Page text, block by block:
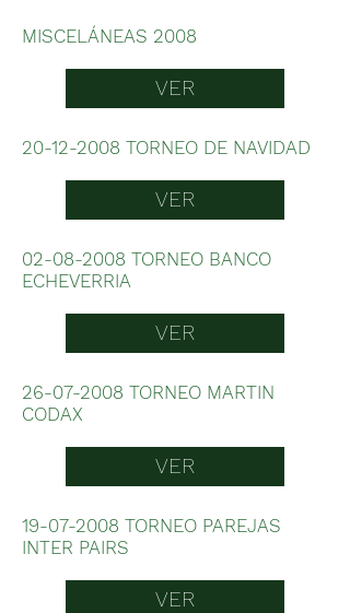
MISCELÁNEAS 2008
VER
20-12-2008 TORNEO DE NAVIDAD
VER
02-08-2008 TORNEO BANCO
ECHEVERRIA
VER
26-07-2008 TORNEO MARTIN
CODAX
VER
19-07-2008 TORNEO PAREJAS
INTER PAIRS
VER